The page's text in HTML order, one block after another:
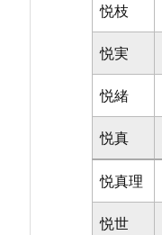
悦枝
悦実
悦緒
悦真
悦真理
悦世